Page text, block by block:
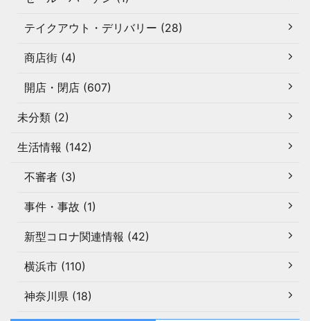
テイクアウト・デリバリー (28)
商店街 (4)
開店・閉店 (607)
未分類 (2)
生活情報 (142)
不審者 (3)
事件・事故 (1)
新型コロナ関連情報 (42)
横浜市 (110)
神奈川県 (18)